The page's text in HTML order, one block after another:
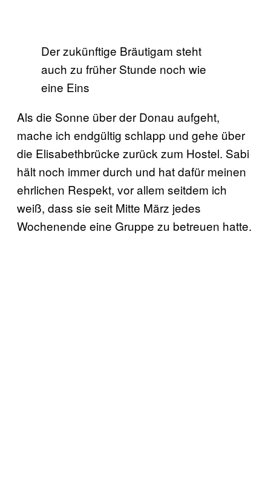
Der zukünftige Bräutigam steht
auch zu früher Stunde noch wie
eine Eins
Als die Sonne über der Donau aufgeht,
mache ich endgültig schlapp und gehe über
die Elisabethbrücke zurück zum Hostel. Sabi
hält noch immer durch und hat dafür meinen
ehrlichen Respekt, vor allem seitdem ich
weiß, dass sie seit Mitte März jedes
Wochenende eine Gruppe zu betreuen hatte.